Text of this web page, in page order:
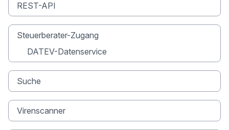
REST-API
Steuerberater-Zugang
DATEV-Datenservice
Suche
Virenscanner